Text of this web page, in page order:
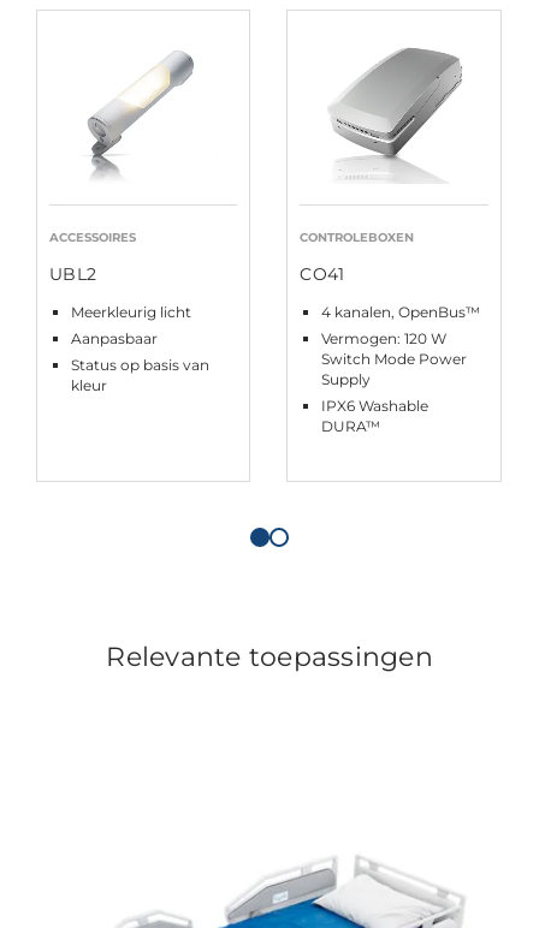
ACCESSOIRES
UBL2
Meerkleurig licht
Aanpasbaar
Status op basis van
kleur
CONTROLEBOXEN
CO41
4 kanalen, OpenBus™
Vermogen: 120 W
Switch Mode Power
Supply
IPX6 Washable
DURA™
Relevante toepassingen